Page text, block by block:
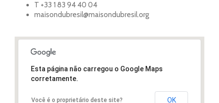
T +33 1 83 94 40 04
maisondubresil@maisondubresil.org
Esta página não carregou o Google Maps
corretamente.
Você é o proprietário deste site? OK